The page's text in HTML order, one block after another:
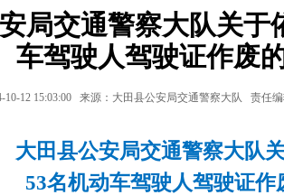
局交通警察大队关于
车驾驶人驾驶证作废
10-12 15:03:00 来源：大田县公安局交通警察大队 责任
大田县公安局交通警察大队
53名机动车驾驶人驾驶证作